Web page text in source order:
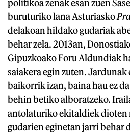
politikoa zenak esan zuen
buruturiko lana Asturiasko
delakoan hildako gudariak
behar zela. 2013an,
Gipuzkoako Foru Aldundiak
saiakera egin zuten. Jardunak
baikorrik izan, baina hau ez
behin betiko alboratzeko.
antolaturiko ekitaldiek dioten
gudarien eginetan jarri behar